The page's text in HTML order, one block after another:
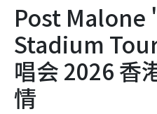
Post Malone
Stadium
唱会 2026 香
情